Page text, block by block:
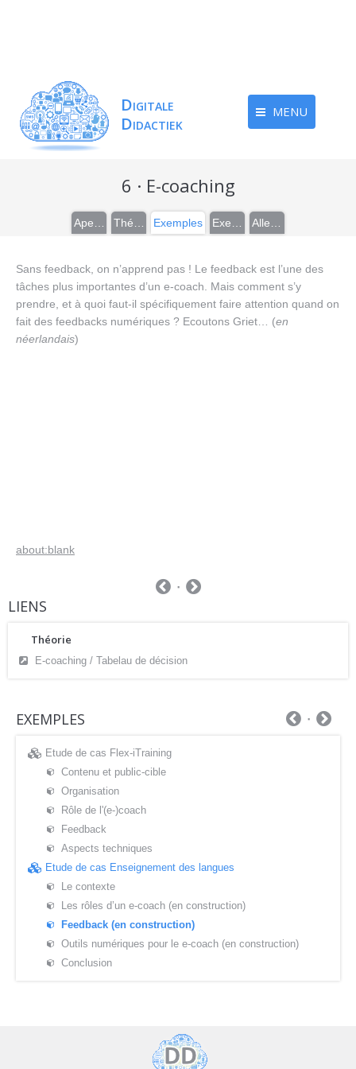
MENU
6 · E-coaching
Exemples
Sans feedback, on n’apprend pas ! Le feedback est l’une des
tâches plus importantes d’un e-coach. Mais comment s’y
prendre, et à quoi faut-il spécifiquement faire attention quand on
fait des feedbacks numériques ? Ecoutons Griet… (en
néerlandais)
about:blank
LIENS
Théorie
E-coaching / Tabelau de décision
EXEMPLES
Etude de cas Flex-iTraining
Contenu et public-cible
Organisation
Rôle de l'(e-)coach
Feedback
Aspects techniques
Etude de cas Enseignement des langues
Le contexte
Les rôles d’un e-coach (en construction)
Feedback (en construction)
Outils numériques pour le e-coach (en construction)
Conclusion